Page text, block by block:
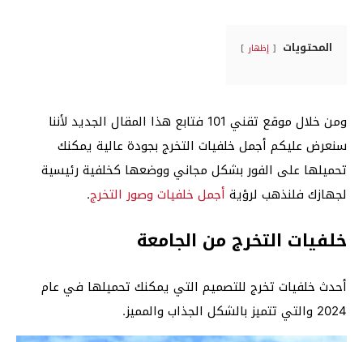
المحتويات إظهار
ومن خلال موقع تقني 101 فتابع هذا المقال الجديد لأننا
سنعرض عليكم أجمل خلفيات التخرج بجودة عالية يمكنك
تحميلها على الفور بشكل مجاني ووضعها كخلفية رئيسية
لجهازك فلنذهب لرؤية أجمل خلفيات وصور التخرج.
خلفيات التخرج من الجامعة
أحدث خلفيات تخرج للتصميم التي يمكنك تحميلها في عام
2024 والتي تتميز بالشكل الجذاب والمميز.